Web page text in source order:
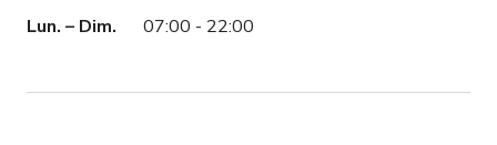
Lun. – Dim. 07:00 - 22:00